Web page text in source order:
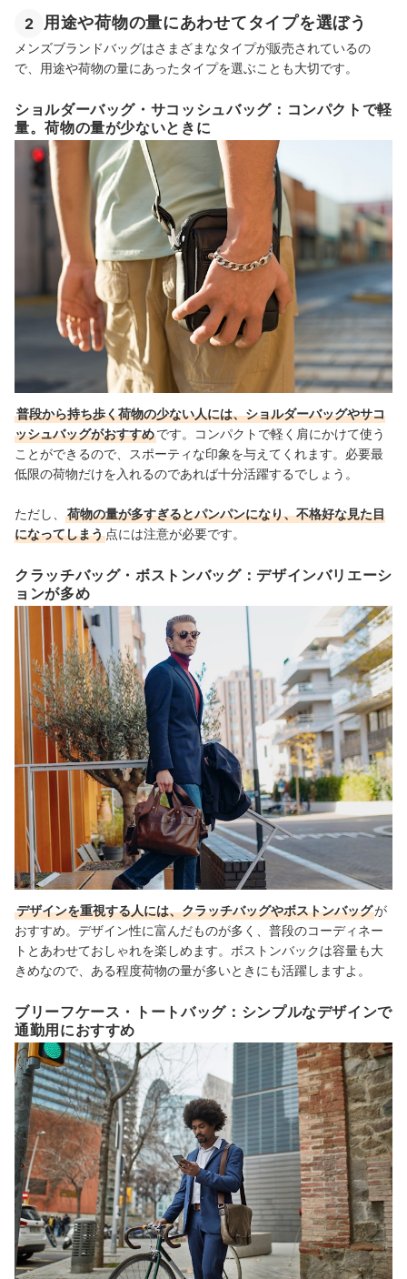
2 用途や荷物の量にあわせてタイプを選ぼう
メンズブランドバッグはさまざまなタイプが販売されているの
で、用途や荷物の量にあったタイプを選ぶことも大切です。
ショルダーバッグ・サコッシュバッグ：コンパクトで軽
量。荷物の量が少ないときに
普段から持ち歩く荷物の少ない人には、ショルダーバッグやサコ
ッシュバッグがおすすめです。コンパクトで軽く肩にかけて使う
ことができるので、スポーティな印象を与えてくれます。必要最
低限の荷物だけを入れるのであれば十分活躍するでしょう。
ただし、
荷物の量が多すぎるとパンパンになり、不格好な見た目
になってしまう 点には注意が必要です。
クラッチバッグ・ボストンバッグ：デザインバリエーシ
ョンが多め
デザインを重視する人には、クラッチバッグやボストンバッグが
おすすめ。デザイン性に富んだものが多く、普段のコーディネー
トとあわせておしゃれを楽しめます。ボストンバックは容量も大
きめなので、ある程度荷物の量が多いときにも活躍しますよ。
ブリーフケース・トートバッグ：シンプルなデザインで
通勤用におすすめ